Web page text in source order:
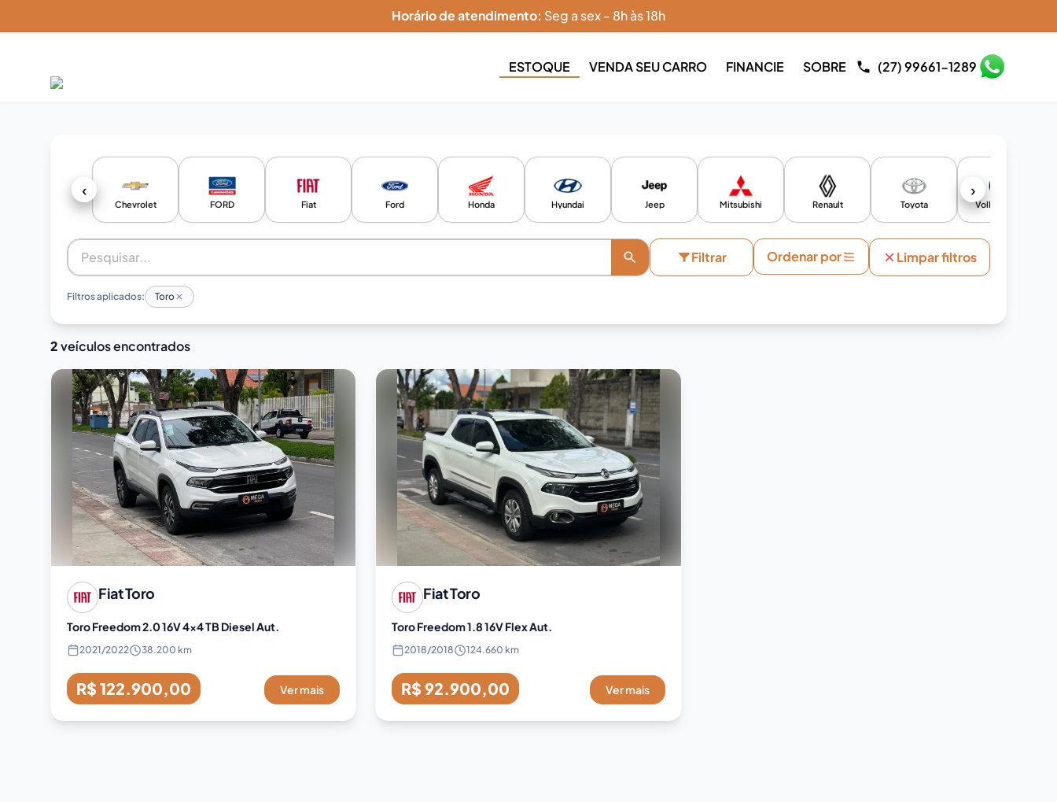
Horário de atendimento: Seg a sex - 8h às 18h
ESTOQUE VENDA SEU CARRO FINANCIE SOBRE (27) 99661-1289
‹ ›
Chevrolet FORD Fiat Ford Honda Hyundai Jeep Mitsubishi Renault Toyota Volkswagen
Filtrar Ordenar por Limpar filtros
Filtros aplicados: Toro
2veículos encontrados
FiatToro
Toro Freedom 2.0 16V 4x4 TB Diesel Aut.
2021/2022 38.200 km
R$ 122.900,00 Ver mais
FiatToro
Toro Freedom 1.8 16V Flex Aut.
2018/2018 124.660 km
R$ 92.900,00 Ver mais